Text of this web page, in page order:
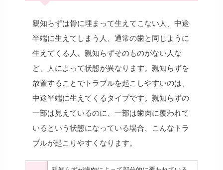
親知らずは骨に埋まって生えてこない人、中途
半端に生えてしまう人、通常の歯と同じように
生えてくる人、親知らずそのものがない人な
ど、人によって状態が異なります。親知らずを
放置することでトラブルを起こしやすいのは、
中途半端に生えてくるタイプです。親知らずの
一部は見えているのに、一部は歯肉に覆われて
いるという状態になっている場合、こんなトラ
ブルが起こりやすくなります。